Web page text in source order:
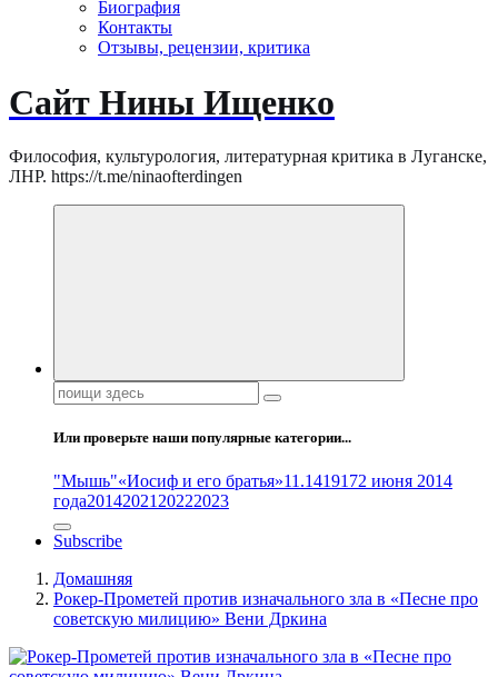
Биография
Контакты
Отзывы, рецензии, критика
Сайт Нины Ищенко
Философия, культурология, литературная критика в Луганске,
ЛНР. https://t.me/ninaofterdingen
Поиск:
Или проверьте наши популярные категории...
"Мышь"«Иосиф и его братья»11.1419172 июня 2014
года2014202120222023
Subscribe
Домашняя
Рокер-Прометей против изначального зла в «Песне про
советскую милицию» Вени Дркина